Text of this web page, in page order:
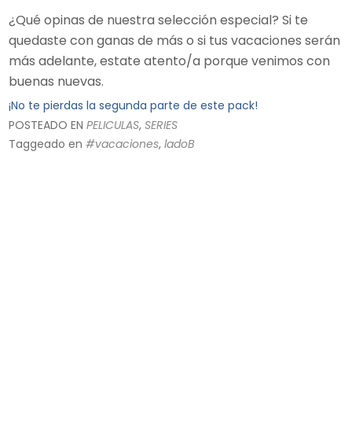
¿Qué opinas de nuestra selección especial? Si te
quedaste con ganas de más o si tus vacaciones serán
más adelante, estate atento/a porque venimos con
buenas nuevas.
¡No te pierdas la segunda parte de este pack!
POSTEADO EN PELICULAS, SERIES
Taggeado en #vacaciones, ladoB